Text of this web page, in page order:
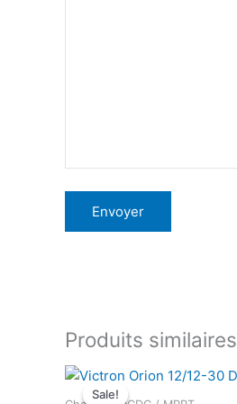
Produits similaires
Sale!
Sale!